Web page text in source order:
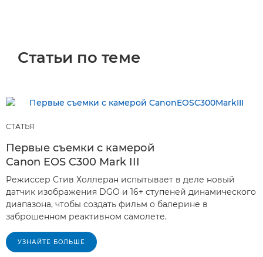
Статьи по теме
СТАТЬЯ
Первые съемки с камерой
Canon EOS C300 Mark III
Режиссер Стив Холлеран испытывает в деле новый
датчик изображения DGO и 16+ ступеней динамического
диапазона, чтобы создать фильм о балерине в
заброшенном реактивном самолете.
УЗНАЙТЕ БОЛЬШЕ